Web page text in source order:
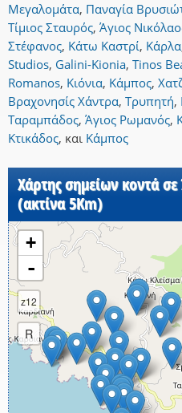
Μεγαλομάτα, Παναγία
Τίμιος Σταυρός, Άγιος
Στέφανος, Κάτω Καστρί, Κάρλα
Studios, Galini-Kionia, Tinos
Romanos, Κιόνια, Κάμπος,
Βραχονησίς Χάντρα, Τρυπητή,
Ταραμπάδος, Άγιος Ρωμανός,
Κτικάδος, και Κάμπος
Χάρτης σημείων κοντά σε
(ακτίνα 5Km)
+
-
z12
R